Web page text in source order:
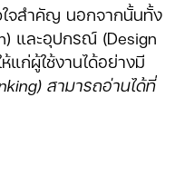
ใจสำคัญ นอกจากนั้นทั้ง
และอุปกรณ์ (Design
แก่ผู้ใช้งานได้อย่างมี
สามารถอ่านได้ที่